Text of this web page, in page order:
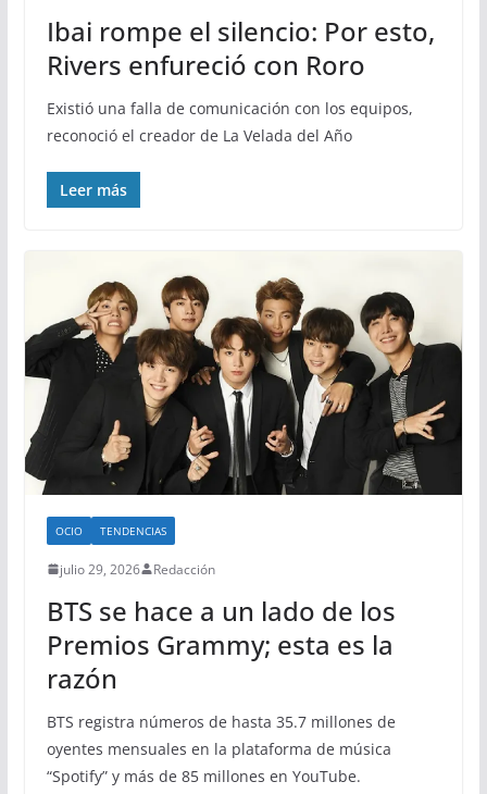
Ibai rompe el silencio: Por esto,
Rivers enfureció con Roro
Existió una falla de comunicación con los equipos,
reconoció el creador de La Velada del Año
Leer más
OCIO TENDENCIAS
julio 29, 2026 Redacción
BTS se hace a un lado de los
Premios Grammy; esta es la
razón
BTS registra números de hasta 35.7 millones de
oyentes mensuales en la plataforma de música
“Spotify” y más de 85 millones en YouTube.